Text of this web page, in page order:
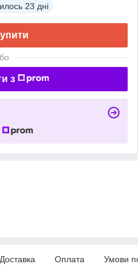
23 дні
з
Доставка Оплата Умови